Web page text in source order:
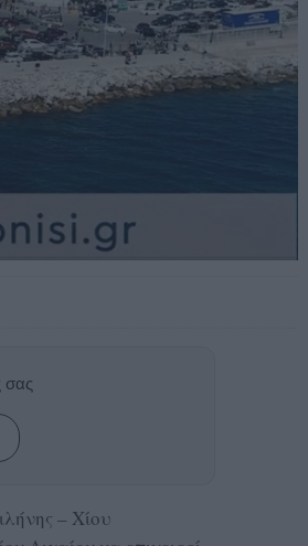
σας
– Χίου